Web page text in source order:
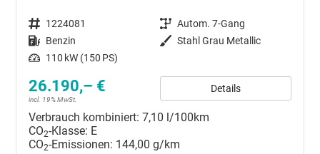
Fahrzeugnummer 1224081 Getriebe Autom. 7-Gang
Kraftstoff Benzin Außenfarbe Stahl Grau Metallic
Leistung 110 kW (150 PS)
26.190,– €
incl. 19% MwSt.
Details
Verbrauch kombiniert: 7,10 l/100km
CO2-Klasse: E
CO2-Emissionen: 144,00 g/km